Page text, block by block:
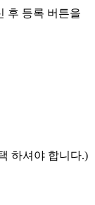
후 등록 버튼을
하셔야 합니다.)